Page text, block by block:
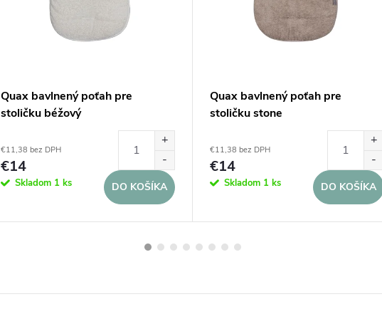
Quax bavlnený poťah pre
stoličku béžový
€11,38 bez DPH
€14
Skladom 1 ks DO KOŠÍKA
Quax bavlnený poťah pre
stoličku stone
€11,38 bez DPH
€14
Skladom 1 ks DO KOŠÍKA